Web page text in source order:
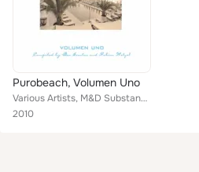
Purobeach, Volumen Uno
Various Artists, M&D Substance, Water, Michael E, Xplore, Ranu Raraku, Polished Chrome, The Charlie North Michael e Project, Jur...
2010